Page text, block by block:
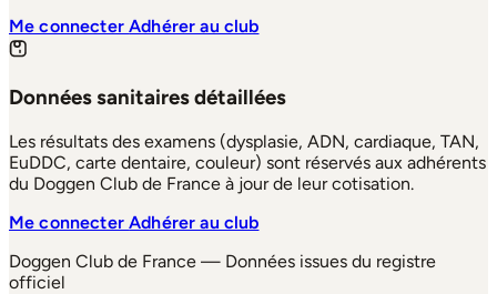
Me connecterAdhérer au club
Données sanitaires détaillées
Les résultats des examens (dysplasie, ADN, cardiaque, TAN,
EuDDC, carte dentaire, couleur) sont réservés aux adhérents
du Doggen Club de France à jour de leur cotisation.
Me connecterAdhérer au club
Doggen Club de France — Données issues du registre
officiel